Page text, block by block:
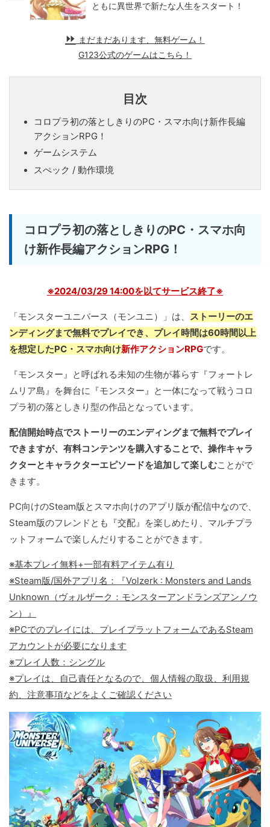
ともに異世界で新たな人生をスタート！
まだまだあります、無料ゲーム！
G123公式のゲームはこちら！
目次
コロプラ初の落としきりのPC・スマホ向け新作長編
アクションRPG！
ゲームシステム
スぺック / 動作環境
コロプラ初の落としきりのPC・スマホ向
け新作長編アクションRPG！
※2024/03/29 14:00を以てサービス終了※
「モンスターユニバース（モンユニ）」は、 ストーリーのエ
ンディングまで無料でプレイでき、プレイ時間は60時間以上
を想定したPC・スマホ向け新作アクションRPGです。
『モンスター』と呼ばれる未知の生物が暮らす『フォートレ
ムリア島』を舞台に『モンスター』と一体になって戦うコロ
プラ初の落としきり型の作品となっています。
配信開始時点でストーリーのエンディングまで無料でプレイ
できますが、有料コンテンツを購入することで、操作キャラ
クターとキャラクターエピソードを追加して楽しむことがで
きます。
PC向けのSteam版とスマホ向けのアプリ版が配信中なので、
Steam版のフレンドとも『交配』を楽しめたり、マルチプラ
ットフォームで楽しんだりすることができます。
※基本プレイ無料+一部有料アイテム有り
※Steam版/国外アプリ名：『Volzerk : Monsters and Lands
Unknown（ヴォルザーク：モンスターアンドランズアンノウ
ン）』
※PCでのプレイには、プレイプラットフォームであるSteam
アカウントが必要になります
※プレイ人数：シングル
※プレイは、自己責任となるので、個人情報の取扱、利用規
約、注意事項などをよくご確認ください